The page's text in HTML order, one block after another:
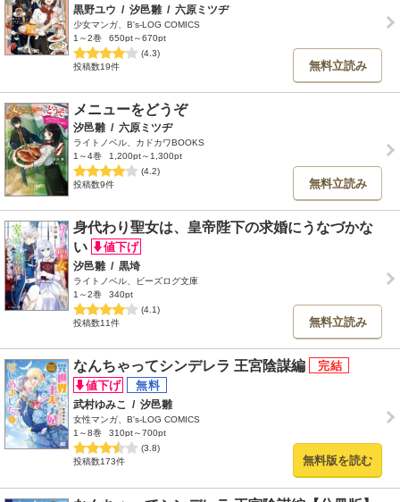
黒野ユウ / 汐邑雛 / 六原ミツヂ
少女マンガ、B's-LOG COMICS
1～2巻
650pt～670pt
(4.3)
投稿数19件
無料立読み
メニューをどうぞ
汐邑雛 / 六原ミツヂ
ライトノベル、カドカワBOOKS
1～4巻
1,200pt～1,300pt
(4.2)
投稿数9件
無料立読み
身代わり聖女は、皇帝陛下の求婚にうなづかな
い
汐邑雛 / 黒埼
ライトノベル、ビーズログ文庫
1～2巻
340pt
(4.1)
投稿数11件
無料立読み
なんちゃってシンデレラ 王宮陰謀編
武村ゆみこ / 汐邑雛
女性マンガ、B's-LOG COMICS
1～8巻
310pt～700pt
(3.8)
投稿数173件
無料版を読む